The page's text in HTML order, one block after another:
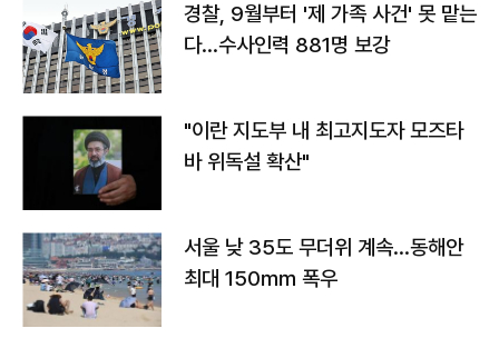
경찰, 9월부터 '제 가족 사건' 못 맡는
다…수사인력 881명 보강
"이란 지도부 내 최고지도자 모즈타
바 위독설 확산"
서울 낮 35도 무더위 계속…동해안
최대 150㎜ 폭우